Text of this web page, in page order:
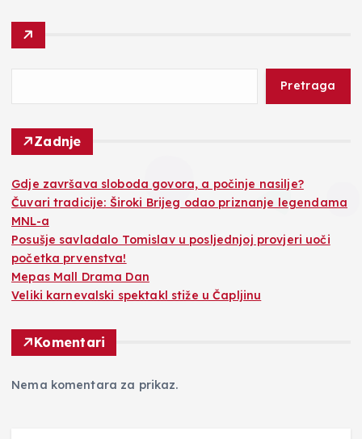
Pretraga
Zadnje
Gdje završava sloboda govora, a počinje nasilje?
Čuvari tradicije: Široki Brijeg odao priznanje legendama
MNL-a
Posušje savladalo Tomislav u posljednjoj provjeri uoči
početka prvenstva!
Mepas Mall Drama Dan
Veliki karnevalski spektakl stiže u Čapljinu
Komentari
Nema komentara za prikaz.